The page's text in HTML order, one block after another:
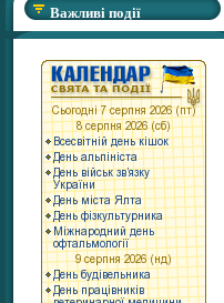
Важливі події